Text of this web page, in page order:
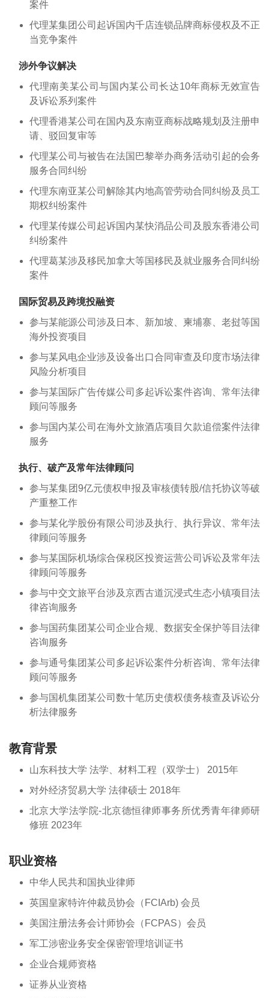
案件
代理某集团公司起诉国内千店连锁品牌商标侵权及不正
当竞争案件
涉外争议解决
代理南美某公司与国内某公司长达10年商标无效宣告
及诉讼系列案件
代理香港某公司在国内及东南亚商标战略规划及注册申
请、驳回复审等
代理某公司与被告在法国巴黎举办商务活动引起的会务
服务合同纠纷
代理东南亚某公司解除其内地高管劳动合同纠纷及员工
期权纠纷案件
代理某传媒公司起诉国内某快消品公司及股东香港公司
纠纷案件
代理葛某涉及移民加拿大等国移民及就业服务合同纠纷
案件
国际贸易及跨境投融资
参与某能源公司涉及日本、新加坡、柬埔寨、老挝等国
海外投资项目
参与某风电企业涉及设备出口合同审查及印度市场法律
风险分析项目
参与某国际广告传媒公司多起诉讼案件咨询、常年法律
顾问等服务
参与国内某公司在海外文旅酒店项目欠款追偿案件法律
服务
执行、破产及常年法律顾问
参与某集团9亿元债权申报及审核债转股/信托协议等破
产重整工作
参与某化学股份有限公司涉及执行、执行异议、常年法
律顾问等服务
参与某国际机场综合保税区投资运营公司诉讼及常年法
律顾问等服务
参与中交文旅平台涉及京西古道沉浸式生态小镇项目法
律咨询服务
参与国药集团某公司企业合规、数据安全保护等目法律
咨询服务
参与通号集团某公司多起诉讼案件分析咨询、常年法律
顾问等服务
参与国机集团某公司数十笔历史债权债务核查及诉讼分
析法律服务
教育背景
山东科技大学 法学、材料工程（双学士） 2015年
对外经济贸易大学 法律硕士 2018年
北京大学法学院-北京德恒律师事务所优秀青年律师研
修班 2023年
职业资格
中华人民共和国执业律师
英国皇家特许仲裁员协会（FCIArb) 会员
美国注册法务会计师协会（FCPAS）会员
军工涉密业务安全保密管理培训证书
企业合规师资格
证券从业资格